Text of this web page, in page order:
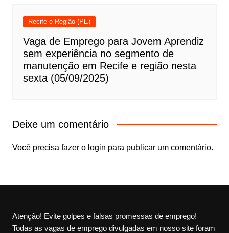
Recife e Região (PE)
Vaga de Emprego para Jovem Aprendiz
sem experiência no segmento de
manutenção em Recife e região nesta
sexta (05/09/2025)
Deixe um comentário
Você precisa fazer o login para publicar um comentário.
Atenção! Evite golpes e falsas promessas de emprego!
Todas as vagas de emprego divulgadas em nosso site foram